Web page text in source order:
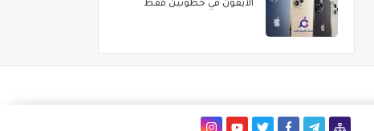
الايفون في خطوتين فقط